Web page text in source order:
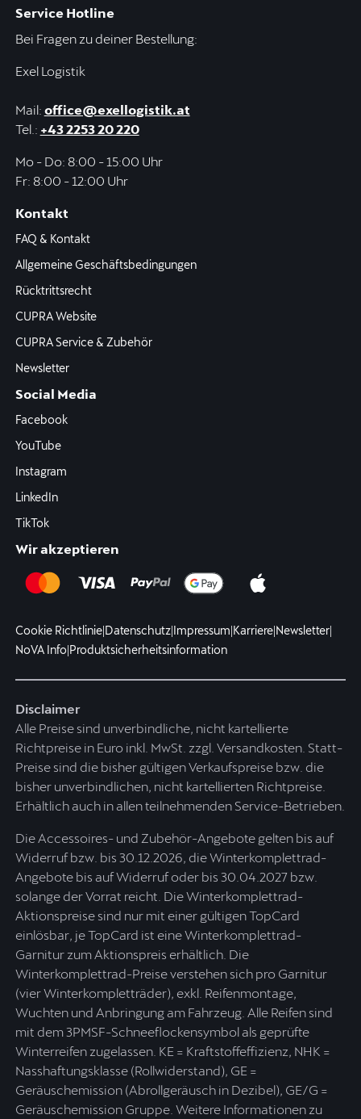
Service Hotline
Bei Fragen zu deiner Bestellung:
Exel Logistik
Mail: office@exellogistik.at
Tel.: +43 2253 20 220
Mo - Do: 8:00 - 15:00 Uhr
Fr: 8:00 - 12:00 Uhr
Kontakt
FAQ & Kontakt
Allgemeine Geschäftsbedingungen
Rücktrittsrecht
CUPRA Website
CUPRA Service & Zubehör
Newsletter
Social Media
Facebook
YouTube
Instagram
LinkedIn
TikTok
Wir akzeptieren
Cookie Richtlinie|Datenschutz|Impressum|Karriere|Newsletter|
NoVA Info|Produktsicherheitsinformation
Disclaimer
Alle Preise sind unverbindliche, nicht kartellierte
Richtpreise in Euro inkl. MwSt. zzgl. Versandkosten. Statt-
Preise sind die bisher gültigen Verkaufspreise bzw. die
bisher unverbindlichen, nicht kartellierten Richtpreise.
Erhältlich auch in allen teilnehmenden Service-Betrieben.
Die Accessoires- und Zubehör-Angebote gelten bis auf
Widerruf bzw. bis 30.12.2026, die Winterkomplettrad-
Angebote bis auf Widerruf oder bis 30.04.2027 bzw.
solange der Vorrat reicht. Die Winterkomplettrad-
Aktionspreise sind nur mit einer gültigen TopCard
einlösbar, je TopCard ist eine Winterkomplettrad-
Garnitur zum Aktionspreis erhältlich. Die
Winterkomplettrad-Preise verstehen sich pro Garnitur
(vier Winterkompletträder), exkl. Reifenmontage,
Wuchten und Anbringung am Fahrzeug. Alle Reifen sind
mit dem 3PMSF-Schneeflockensymbol als geprüfte
Winterreifen zugelassen. KE = Kraftstoffeffizienz, NHK =
Nasshaftungsklasse (Rollwiderstand), GE =
Geräuschemission (Abrollgeräusch in Dezibel), GE/G =
Geräuschemission Gruppe. Weitere Informationen zu